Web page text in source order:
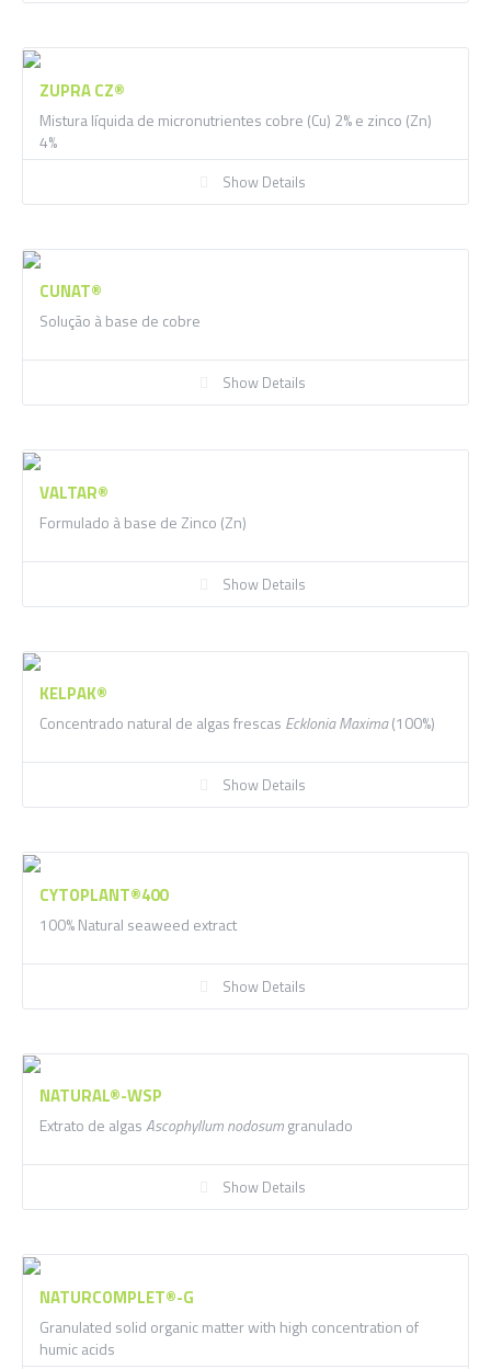
ZUPRA CZ®
Mistura líquida de micronutrientes cobre (Cu) 2% e zinco (Zn)
4%
Show Details
CUNAT®
Solução à base de cobre
Show Details
VALTAR®
Formulado à base de Zinco (Zn)
Show Details
KELPAK®
Concentrado natural de algas frescas Ecklonia Maxima(100%)
Show Details
CYTOPLANT®400
100% Natural seaweed extract
Show Details
NATURAL®-WSP
Extrato de algasAscophyllum nodosumgranulado
Show Details
NATURCOMPLET®-G
Granulated solid organic matter with high concentration of
humic acids